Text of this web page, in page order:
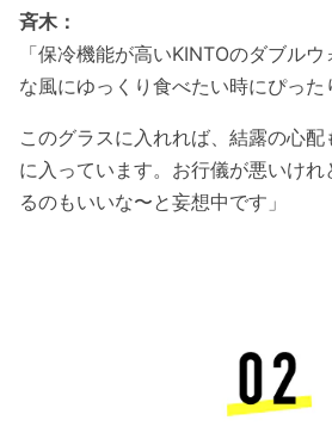
斉木：
「保冷機能が高いKINTOのダブル
な風にゆっくり食べたい時にぴった
このグラスに入れれば、結露の心
に入っています。お行儀が悪いけ
るのもいいな〜と妄想中です」